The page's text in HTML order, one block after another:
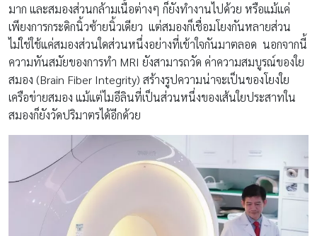
มาก และสมองส่วนกล้ามเนื้อต่างๆ ก็ยังทำงานไปด้วย หรือแม้แค่
เพียงการกระดิกนิ้วซ้ายนิ้วเดียว แต่สมองก็เชื่อมโยงกันหลายส่วน
ไม่ใช่ใช้แค่สมองส่วนใดส่วนหนึ่งอย่างที่เข้าใจกันมาตลอด นอกจากนี้
ความทันสมัยของการทำ MRI ยังสามารถวัด ค่าความสมบูรณ์ของใย
สมอง (Brain Fiber Integrity) สร้างรูปความน่าจะเป็นของโยงใย
เครือข่ายสมอง แม้แต่ไมอีลินที่เป็นส่วนหนึ่งของเส้นใยประสาทใน
สมองก็ยังวัดปริมาตรได้อีกด้วย